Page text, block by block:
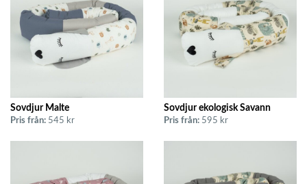
Sovdjur Malte
Pris från: 545 kr
Sovdjur ekologisk Savann
Pris från: 595 kr